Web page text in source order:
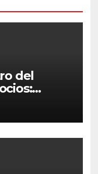
del
promete
sin
Rioja